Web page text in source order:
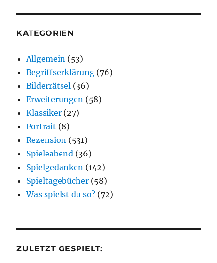
KATEGORIEN
Allgemein (53)
Begriffserklärung (76)
Bilderrätsel (36)
Erweiterungen (58)
Klassiker (27)
Portrait (8)
Rezension (531)
Spieleabend (36)
Spielgedanken (142)
Spieltagebücher (58)
Was spielst du so? (72)
ZULETZT GESPIELT: